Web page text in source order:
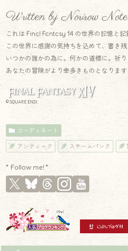
Written by Norirow Note
これは Final Fantasy 14 の世界の記憶と記
この世界に感謝の気持ちを込めて、書き残
いつかの誰かの為に。何かの道標に。祈り
あなたの冒険がより幸多きものとなります
© SQUARE ENIX
コーディネート
アンティーク スチームパンク
* Follow me! *